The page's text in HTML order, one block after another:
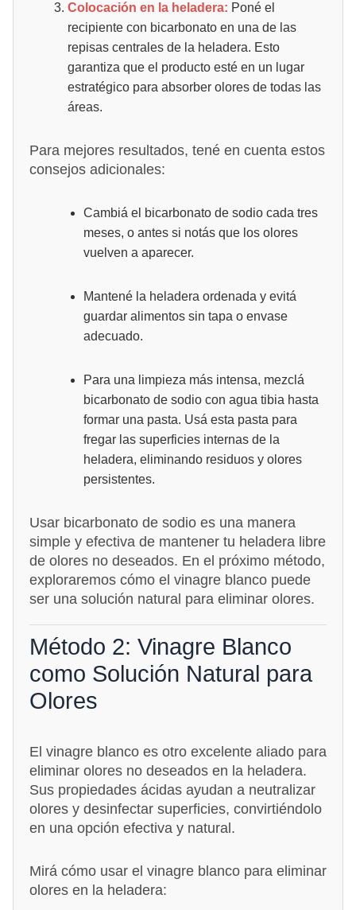
Colocación en la heladera: Poné el
recipiente con bicarbonato en una de las
repisas centrales de la heladera. Esto
garantiza que el producto esté en un lugar
estratégico para absorber olores de todas las
áreas.
Para mejores resultados, tené en cuenta estos
consejos adicionales:
Cambiá el bicarbonato de sodio cada tres
meses, o antes si notás que los olores
vuelven a aparecer.
Mantené la heladera ordenada y evitá
guardar alimentos sin tapa o envase
adecuado.
Para una limpieza más intensa, mezclá
bicarbonato de sodio con agua tibia hasta
formar una pasta. Usá esta pasta para
fregar las superficies internas de la
heladera, eliminando residuos y olores
persistentes.
Usar bicarbonato de sodio es una manera
simple y efectiva de mantener tu heladera libre
de olores no deseados. En el próximo método,
exploraremos cómo el vinagre blanco puede
ser una solución natural para eliminar olores.
Método 2: Vinagre Blanco
como Solución Natural para
Olores
El vinagre blanco es otro excelente aliado para
eliminar olores no deseados en la heladera.
Sus propiedades ácidas ayudan a neutralizar
olores y desinfectar superficies, convirtiéndolo
en una opción efectiva y natural.
Mirá cómo usar el vinagre blanco para eliminar
olores en la heladera: